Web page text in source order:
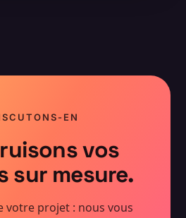
EN
vos
sur mesure.
votre projet : nous vous